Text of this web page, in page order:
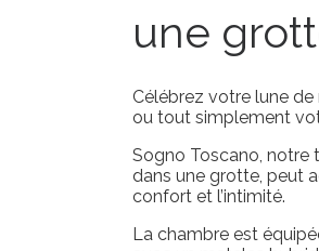
une
Célébrez votre lune
ou tout simplement
Sogno Toscano, notre
dans une grotte, peut
confort et l’intimité.
La chambre est